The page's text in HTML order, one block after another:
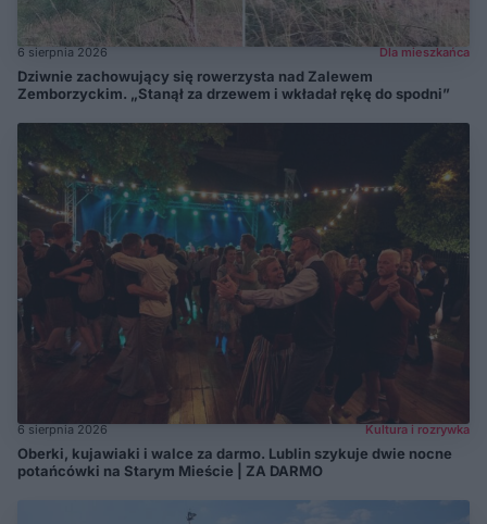
6 sierpnia 2026 Dla mieszkańca
Dziwnie zachowujący się rowerzysta nad Zalewem
Zemborzyckim. „Stanął za drzewem i wkładał rękę do spodni”
6 sierpnia 2026 Kultura i rozrywka
Oberki, kujawiaki i walce za darmo. Lublin szykuje dwie nocne
potańcówki na Starym Mieście | ZA DARMO